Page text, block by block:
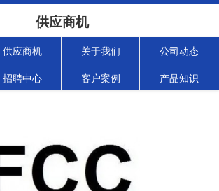
供应商机
供应商机 关于我们 公司动态
招聘中心 客户案例 产品知识